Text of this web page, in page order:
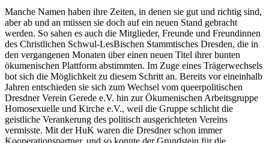
Manche Namen haben ihre Zeiten, in denen sie gut und richtig sind,
aber ab und an müssen sie doch auf ein neuen Stand gebracht
werden. So sahen es auch die Mitglieder, Freunde und Freundinnen
des Christlichen Schwul-LesBischen Stammtisches Dresden, die in
den vergangenen Monaten über einen neuen Titel ihrer bunten
ökumenischen Plattform abstimmten. Im Zuge eines Trägerwechsels
bot sich die Möglichkeit zu diesem Schritt an. Bereits vor eineinhalb
Jahren entschieden sie sich zum Wechsel vom queerpolitischen
Dresdner Verein Gerede e.V. hin zur Ökumenischen Arbeitsgruppe
Homosexuelle und Kirche e.V., weil die Gruppe schlicht die
geistliche Verankerung des politisch ausgerichteten Vereins
vermisste. Mit der HuK waren die Dresdner schon immer
Kooperationspartner, und so konnte der Grundstein für die